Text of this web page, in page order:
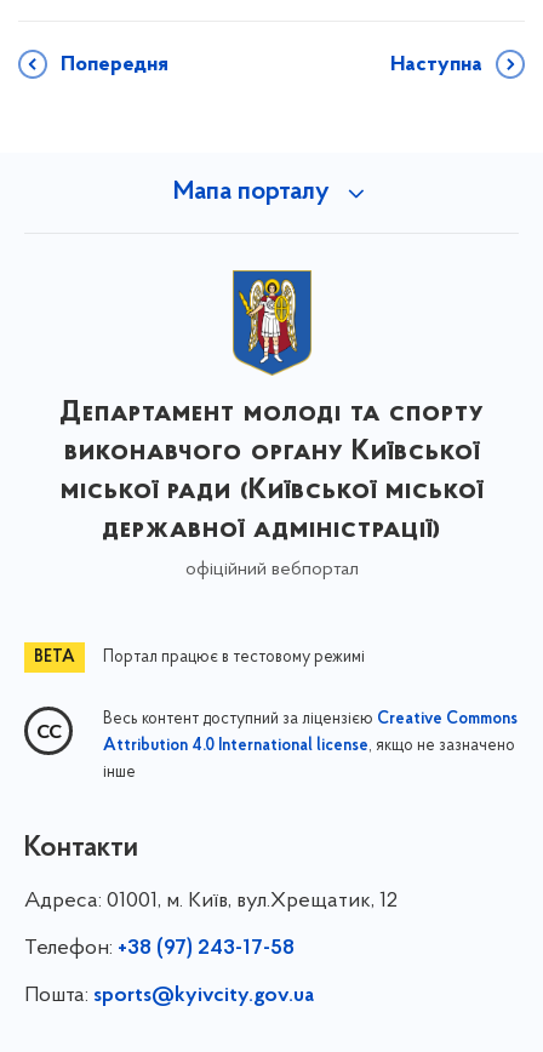
Попередня Наступна
Мапа порталу
Департамент молоді та спорту
виконавчого органу Київської
міської ради (Київської міської
державної адміністрації)
офіційний вебпортал
Портал працює в тестовому режимі
Весь контент доступний за ліцензією Creative Commons
Attribution 4.0 International license, якщо не зазначено
інше
Контакти
Адреса: 01001, м. Київ, вул.Хрещатик, 12
Телефон: +38 (97) 243-17-58
Пошта: sports@kyivcity.gov.ua